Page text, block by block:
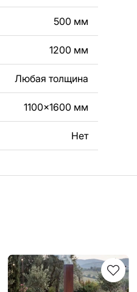
с нами в
500 мм
1200 мм
Любая толщина
1100x1600 мм
Нет